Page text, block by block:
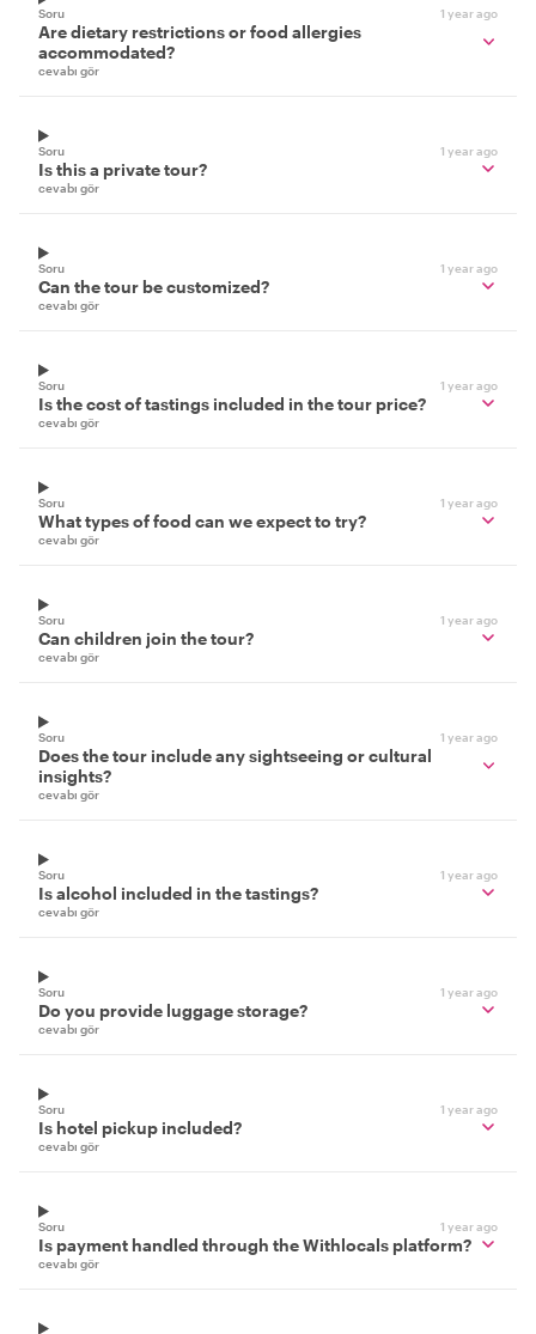
Soru 1 year ago
Are dietary restrictions or food allergies
accommodated?
cevabı gör
Soru 1 year ago
Is this a private tour?
cevabı gör
Soru 1 year ago
Can the tour be customized?
cevabı gör
Soru 1 year ago
Is the cost of tastings included in the tour price?
cevabı gör
Soru 1 year ago
What types of food can we expect to try?
cevabı gör
Soru 1 year ago
Can children join the tour?
cevabı gör
Soru 1 year ago
Does the tour include any sightseeing or cultural
insights?
cevabı gör
Soru 1 year ago
Is alcohol included in the tastings?
cevabı gör
Soru 1 year ago
Do you provide luggage storage?
cevabı gör
Soru 1 year ago
Is hotel pickup included?
cevabı gör
Soru 1 year ago
Is payment handled through the Withlocals platform?
cevabı gör